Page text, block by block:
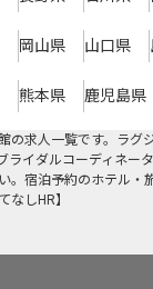
岡山県 山口県
熊本県 鹿児島県
の求人一覧です。ラグ
ライダルコーディネ
。宿泊予約のホテル
なしHR】